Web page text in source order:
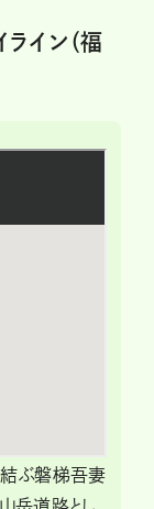
イン（福
ぶ磐梯吾妻